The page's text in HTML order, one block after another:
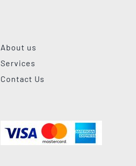
About us
Services
Contact Us